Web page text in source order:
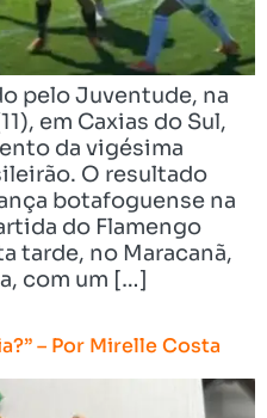
pelo Juventude, na
em Caxias do Sul,
da vigésima
O resultado
botafoguense na
do Flamengo
tarde, no Maracanã,
com um […]
– Por Mirelle Costa